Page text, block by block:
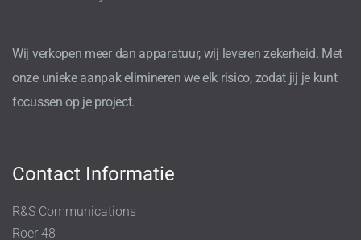
Wij verkopen meer dan apparatuur, wij leveren zekerheid. Met
onze unieke aanpak elimineren we elk risico, zodat jij je kunt
focussen op je project.
Contact Informatie
R&S Communications
Roer 48